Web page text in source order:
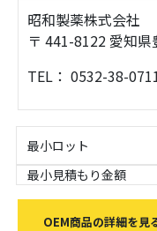
昭和製薬株式会社
〒 441-8122 愛知
TEL： 0532-38-
最小ロット
最小見積もり金額
OEM商品の詳細を見